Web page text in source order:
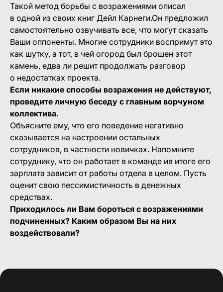
Такой метод борьбы с возражениями описал
в одной из своих книг Дейл Карнеги.Он предложил
самостоятельно озвучивать все, что могут сказать
Ваши оппоненты. Многие сотрудники воспримут это
как шутку, а тот, в чей огород был брошен этот
камень, едва ли решит продолжать разговор
о недостатках проекта.
Если никакие способы возражения не действуют,
проведите личную беседу с главным ворчуном
коллектива.
Объясните ему, что его поведение негативно
сказывается на настроении остальных
сотрудников, в частности новичках. Напомните
сотруднику, что он работает в команде ив итоге его
зарплата зависит от работы отдела в целом. Пусть
оценит свою пессимистичность в денежных
средствах.
Приходилось ли Вам бороться с возражениями
подчиненных? Каким образом Вы на них
воздействовали?